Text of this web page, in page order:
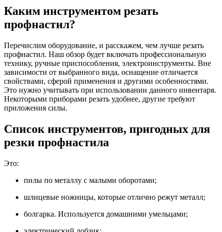
Каким инструментом резать
профнастил?
Перечислим оборудование, и расскажем, чем лучше резать
профнастил. Наш обзор будет включать профессиональную
технику, ручные приспособления, электроинструменты. Вне
зависимости от выбранного вида, оснащение отличается
свойствами, сферой применения и другими особенностями.
Это нужно учитывать при использовании данного инвентаря.
Некоторыми приборами резать удобнее, другие требуют
приложения силы.
Список инструментов, пригодных для
резки профнастила
Это:
пилы по металлу с малыми оборотами;
шлицевые ножницы, которые отлично режут металл;
болгарка. Используется домашними умельцами;